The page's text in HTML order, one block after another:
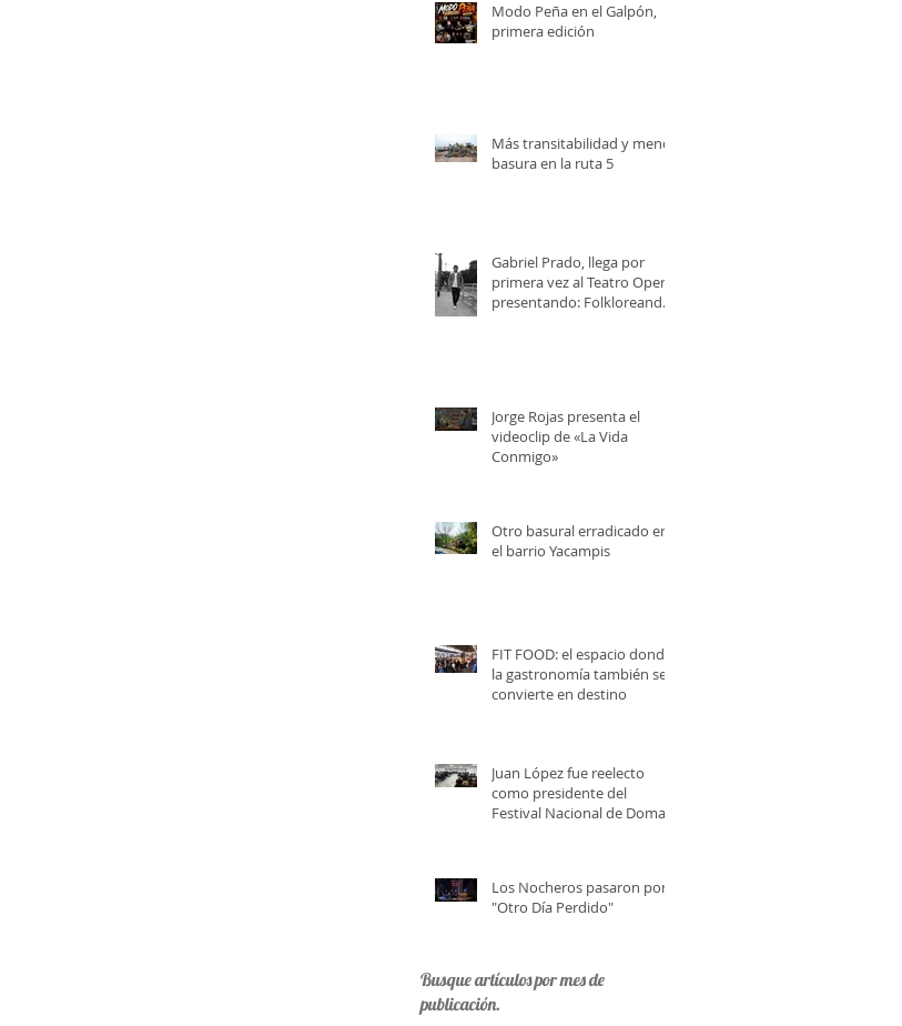
Modo Peña en el Galpón,
primera edición
Más transitabilidad y menos
basura en la ruta 5
Gabriel Prado, llega por
primera vez al Teatro Opera,
presentando: Folkloreando
Jorge Rojas presenta el
videoclip de «La Vida
Conmigo»
Otro basural erradicado en
el barrio Yacampis
FIT FOOD: el espacio donde
la gastronomía también se
convierte en destino
Juan López fue reelecto
como presidente del
Festival Nacional de Doma y
Los Nocheros pasaron por
"Otro Día Perdido"
Busque artículos por mes de
publicación.